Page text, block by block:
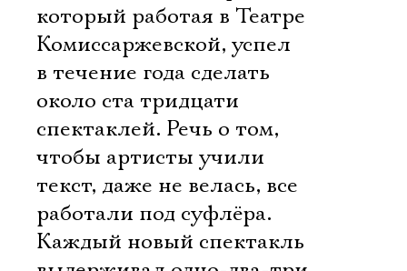
который работая в Театре
Комиссаржевской, успел
в течение года сделать
около ста тридцати
спектаклей. Речь о том,
чтобы артисты учили
текст, даже не велась, все
работали под суфлёра.
Каждый новый спектакль